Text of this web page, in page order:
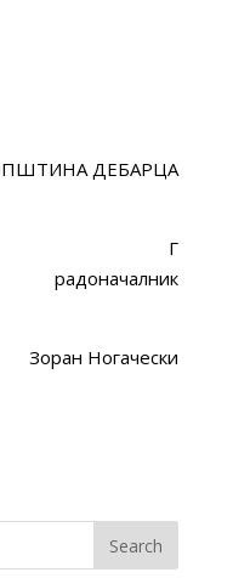
ДЕБАРЦА
радоначалник
Ногачески